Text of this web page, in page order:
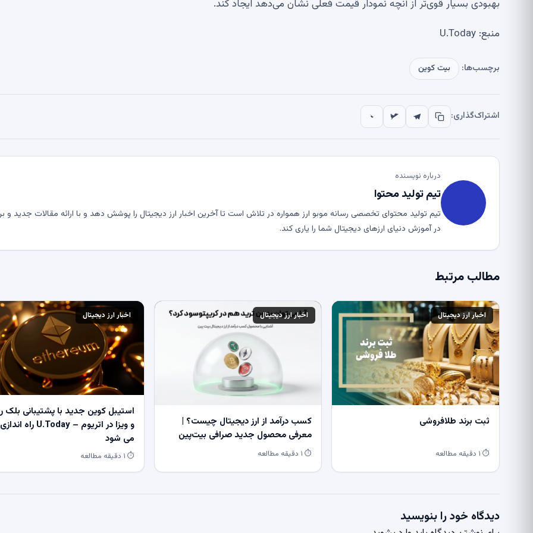
بهبودی بسیار قوی‌تر از آنچه نمودار قیمت فعلی نشان می‌دهد ایجاد کند.
منبع: U.Today
برچسب‌ها: بیت کوین
اشتراک‌گذاری:
درباره نویسنده
تیم تولید محتوا
تیم تولید محتوای تخصصی رسانه موبو ارز همواره در تلاش است تا آخرین اخبار ارز دیجیتال را پوشش دهد و با ارائه مقالات جدید و
در آموزش دنیای ارزهای دیجیتال شما را یاری کند.
مطالب مرتبط
اخبار ارز دیجیتال
ثبت برند طلافروشی
⏱ ۱ دقیقه مطالعه
اخبار ارز دیجیتال
کسب درآمد از ارز دیجیتال چیست؟ |
معرفی محصول جدید صرافی بیت‌پین
⏱ ۱ دقیقه مطالعه
اخبار ارز دیجیتال
استیبل کوین جدید با پشتیبانی بلک
و ویزا در اتریوم – U.Today راه اندازی
می شود
⏱ ۱ دقیقه مطالعه
دیدگاه خود را بنویسید